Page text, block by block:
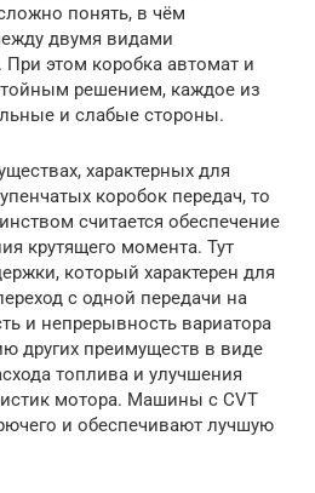
понять, в чём
двумя видами
этом коробка автомат и
решением, каждое из
и слабые стороны.
характерных для
коробок передач, то
считается обеспечение
крутящего момента. Тут
который характерен для
с одной передачи на
и непрерывность вариатора
других преимуществ в виде
топлива и улучшения
мотора. Машины с CVT
и обеспечивают лучшую